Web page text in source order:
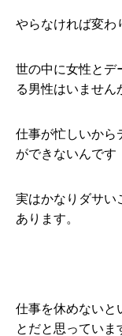
やらなければ変わ
世の中に女性とデ
る男性はいません
仕事が忙しいから
ができないんです
実はかなりダサい
あります。
仕事を休めないと
とだと思っていま